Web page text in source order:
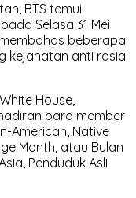
BTS temui
Selasa 31 Mei
beberapa
kejahatan anti rasial
House,
para member
American, Native
Month, atau Bulan
Penduduk Asli